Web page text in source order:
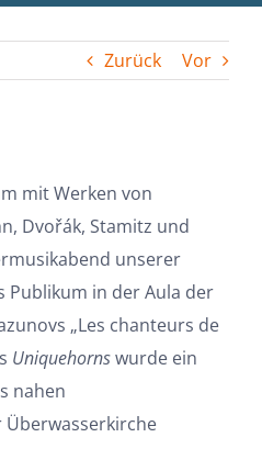
Zurück Vor
mit Werken von
Dvořák, Stamitz und
unserer
Publikum in der Aula der
„Les chanteurs de
Uniquehornswurde ein
nahen